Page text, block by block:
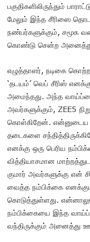
பகுதிகளிலிருந்தும்
மேலும் இந்த சீரிஸை
நண்பர்களுக்கும், சமூக
கொண்டு சென்ற அனைத்து
எழுத்தாளர், நடிகை
‘தடயம்’ வெப் சீரிஸ்
அமைந்தது. அந்த
அவர்களுக்கும், ZEE5
கொள்கிறேன். என்னுடைய
தடைகளை
எனக்கு ஒரு பெரிய
வித்தியாசமான
குமார் அவர்களுக்கு என்
வைத்த நம்பிக்கை
கொடுத்துள்ளது.
நம்பிக்கையை இந்த
வந்திருக்கும் அனைத்து